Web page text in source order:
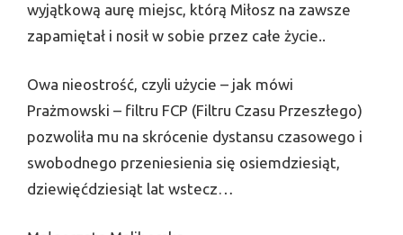
wyjątkową aurę miejsc, którą Miłosz na zawsze
zapamiętał i nosił w sobie przez całe życie..
Owa nieostrość, czyli użycie – jak mówi
Prażmowski – filtru FCP (Filtru Czasu Przeszłego)
pozwoliła mu na skrócenie dystansu czasowego i
swobodnego przeniesienia się osiemdziesiąt,
dziewięć­dziesiąt lat wstecz…